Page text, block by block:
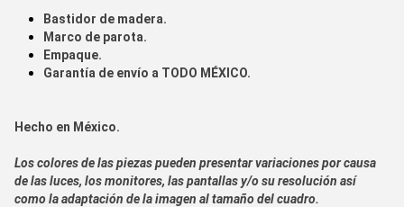
Bastidor de madera.
Marco de parota.
Empaque.
Garantía de envío a TODO MÉXICO.
Hecho en México.
Los colores de las piezas pueden presentar variaciones por causa
de las luces, los monitores, las pantallas y/o su resolución así
como la adaptación de la imagen al tamaño del cuadro.